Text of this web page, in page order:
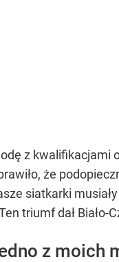
z
że
siatkarki
triumf dał Biało-
z moich